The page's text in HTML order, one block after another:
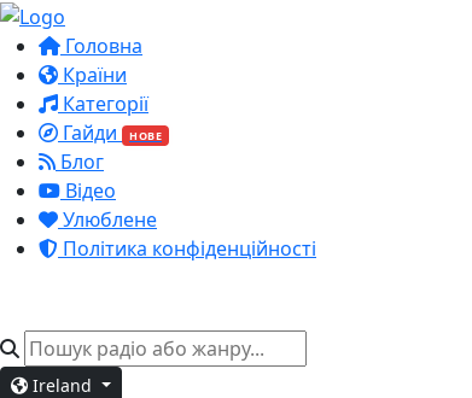
Головна
Країни
Категорії
Гайди
НОВЕ
Блог
Відео
Улюблене
Політика конфіденційності
Ireland